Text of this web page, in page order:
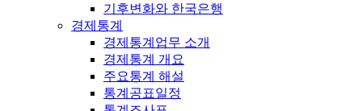
기후변화와 한국은행
경제통계
경제통계업무 소개
경제통계 개요
주요통계 해설
통계공표일정